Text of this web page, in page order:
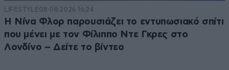
LIFESTYLE08·08·2026 16:24
Η Νίνα Φλορ παρουσιάζει το εντυπωσιακό σπίτι
που μένει με τον Φίλιππο Ντε Γκρες στο
Λονδίνο – Δείτε το βίντεο